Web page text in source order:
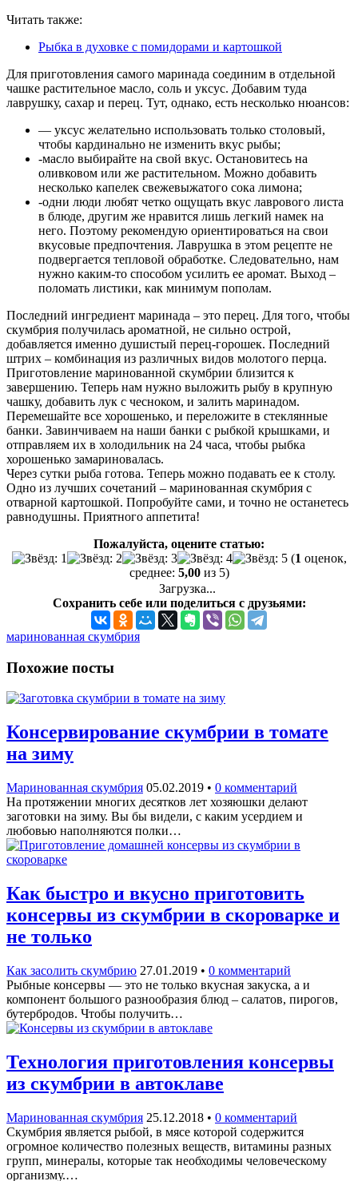
Читать также:
Рыбка в духовке с помидорами и картошкой
Для приготовления самого маринада соединим в отдельной
чашке растительное масло, соль и уксус. Добавим туда
лаврушку, сахар и перец. Тут, однако, есть несколько нюансов:
— уксус желательно использовать только столовый,
чтобы кардинально не изменить вкус рыбы;
-масло выбирайте на свой вкус. Остановитесь на
оливковом или же растительном. Можно добавить
несколько капелек свежевыжатого сока лимона;
-одни люди любят четко ощущать вкус лаврового листа
в блюде, другим же нравится лишь легкий намек на
него. Поэтому рекомендую ориентироваться на свои
вкусовые предпочтения. Лаврушка в этом рецепте не
подвергается тепловой обработке. Следовательно, нам
нужно каким-то способом усилить ее аромат. Выход –
поломать листики, как минимум пополам.
Последний ингредиент маринада – это перец. Для того, чтобы
скумбрия получилась ароматной, не сильно острой,
добавляется именно душистый перец-горошек. Последний
штрих – комбинация из различных видов молотого перца.
Приготовление маринованной скумбрии близится к
завершению. Теперь нам нужно выложить рыбу в крупную
чашку, добавить лук с чесноком, и залить маринадом.
Перемешайте все хорошенько, и переложите в стеклянные
банки. Завинчиваем на наши банки с рыбкой крышками, и
отправляем их в холодильник на 24 часа, чтобы рыбка
хорошенько замариновалась.
Через сутки рыба готова. Теперь можно подавать ее к столу.
Одно из лучших сочетаний – маринованная скумбрия с
отварной картошкой. Попробуйте сами, и точно не останетесь
равнодушны. Приятного аппетита!
Пожалуйста, оцените статью:
(1 оценок,
среднее: 5,00из 5)
Загрузка...
Сохранить себе или поделиться с друзьями:
маринованная скумбрия
Похожие посты
Консервирование скумбрии в томате
на зиму
Маринованная скумбрия 05.02.2019 • 0 комментарий
На протяжении многих десятков лет хозяюшки делают
заготовки на зиму. Вы бы видели, с каким усердием и
любовью наполняются полки…
Как быстро и вкусно приготовить
консервы из скумбрии в скороварке и
не только
Как засолить скумбрию 27.01.2019 • 0 комментарий
Рыбные консервы — это не только вкусная закуска, а и
компонент большого разнообразия блюд – салатов, пирогов,
бутербродов. Чтобы получить…
Технология приготовления консервы
из скумбрии в автоклаве
Маринованная скумбрия 25.12.2018 • 0 комментарий
Скумбрия является рыбой, в мясе которой содержится
огромное количество полезных веществ, витамины разных
групп, минералы, которые так необходимы человеческому
организму.…